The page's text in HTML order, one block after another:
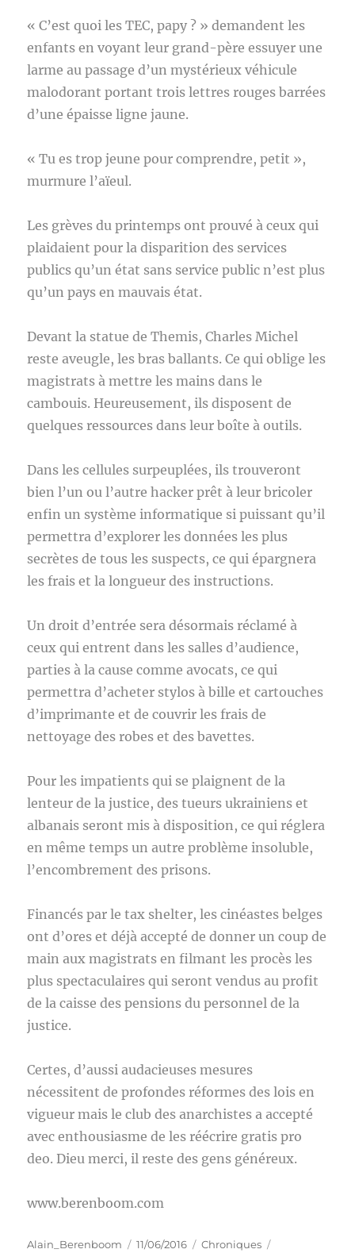
« C’est quoi les TEC, papy ? » demandent les
enfants en voyant leur grand-père essuyer une
larme au passage d’un mystérieux véhicule
malodorant portant trois lettres rouges barrées
d’une épaisse ligne jaune.
« Tu es trop jeune pour comprendre, petit »,
murmure l’aïeul.
Les grèves du printemps ont prouvé à ceux qui
plaidaient pour la disparition des services
publics qu’un état sans service public n’est plus
qu’un pays en mauvais état.
Devant la statue de Themis, Charles Michel
reste aveugle, les bras ballants. Ce qui oblige les
magistrats à mettre les mains dans le
cambouis. Heureusement, ils disposent de
quelques ressources dans leur boîte à outils.
Dans les cellules surpeuplées, ils trouveront
bien l’un ou l’autre hacker prêt à leur bricoler
enfin un système informatique si puissant qu’il
permettra d’explorer les données les plus
secrètes de tous les suspects, ce qui épargnera
les frais et la longueur des instructions.
Un droit d’entrée sera désormais réclamé à
ceux qui entrent dans les salles d’audience,
parties à la cause comme avocats, ce qui
permettra d’acheter stylos à bille et cartouches
d’imprimante et de couvrir les frais de
nettoyage des robes et des bavettes.
Pour les impatients qui se plaignent de la
lenteur de la justice, des tueurs ukrainiens et
albanais seront mis à disposition, ce qui réglera
en même temps un autre problème insoluble,
l’encombrement des prisons.
Financés par le tax shelter, les cinéastes belges
ont d’ores et déjà accepté de donner un coup de
main aux magistrats en filmant les procès les
plus spectaculaires qui seront vendus au profit
de la caisse des pensions du personnel de la
justice.
Certes, d’aussi audacieuses mesures
nécessitent de profondes réformes des lois en
vigueur mais le club des anarchistes a accepté
avec enthousiasme de les réécrire gratis pro
deo. Dieu merci, il reste des gens généreux.
www.berenboom.com
Auteur
Alain_Berenboom
Publié
11/06/2016 Catégories
Chroniques